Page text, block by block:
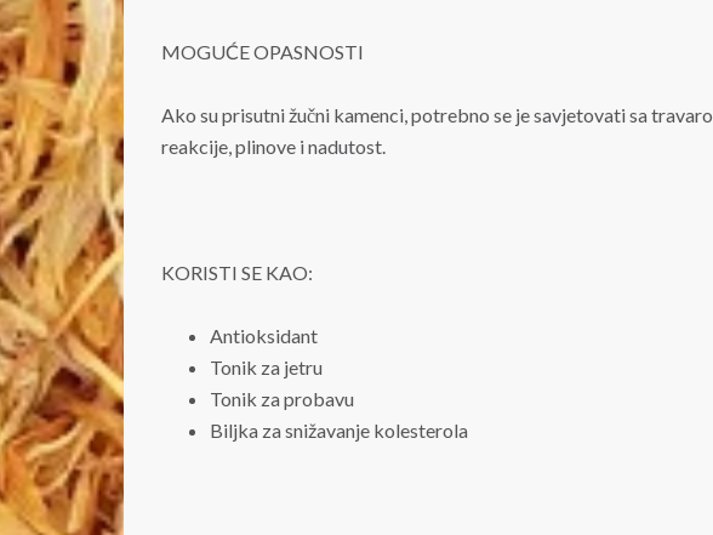
MOGUĆE OPASNOSTI
Ako su prisutni žučni kamenci, potrebno se je savjetovati sa
reakcije, plinove i nadutost.
KORISTI SE KAO:
Antioksidant
Tonik za jetru
Tonik za probavu
Biljka za snižavanje kolesterola